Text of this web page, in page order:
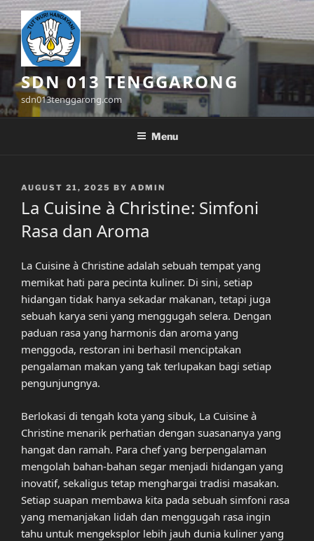
Skip
to
content
SDN 013 TENGGARONG
sdn013tenggarong.com
Menu
POSTED
AUGUST 21, 2025 BY ADMIN
La Cuisine à Christine: Simfoni
Rasa dan Aroma
La Cuisine à Christine adalah sebuah tempat yang
memikat hati para pecinta kuliner. Di sini, setiap
hidangan tidak hanya sekadar makanan, tetapi juga
sebuah karya seni yang menggugah selera. Dengan
paduan rasa yang harmonis dan aroma yang
menggoda, restoran ini berhasil menciptakan
pengalaman makan yang tak terlupakan bagi setiap
pengunjungnya.
Berlokasi di tengah kota yang sibuk, La Cuisine à
Christine menarik perhatian dengan suasananya yang
hangat dan ramah. Para chef yang berpengalaman
mengolah bahan-bahan segar menjadi hidangan yang
inovatif, sekaligus tetap menghargai tradisi masakan.
Setiap suapan membawa kita pada sebuah simfoni rasa
yang memanjakan lidah dan menggugah rasa ingin
tahu untuk mengeksplor lebih jauh dunia kuliner yang